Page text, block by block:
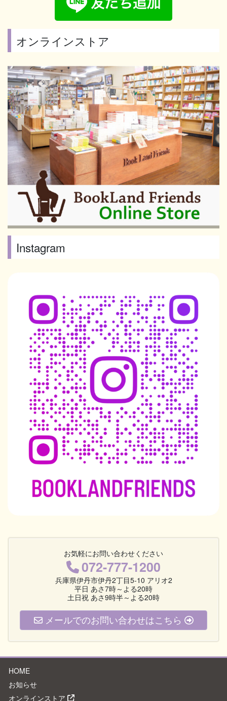
オンラインストア
Instagram
お気軽にお問い合わせください
072-777-1200
兵庫県伊丹市伊丹2丁目5-10 アリオ2
平日 あさ7時～よる20時
土日祝 あさ9時半～よる20時
メールでのお問い合わせはこちら
HOME
お知らせ
オンラインストア